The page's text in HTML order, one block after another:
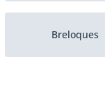
Breloques